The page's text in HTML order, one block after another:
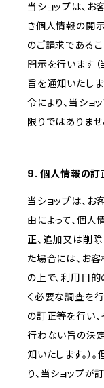
当ショップは、
き個人情報の開
のご請求である
開示を行います
旨を通知いたしま
令により、当ショ
限りではありませ
9. 個人情報の訂
当ショップは、
由によって、個
正、追加又は削除
た場合には、お
の上で、利用目
く必要な調査を
の訂正等を行い
行わない旨の決
知いたします。）
り、当ショップ